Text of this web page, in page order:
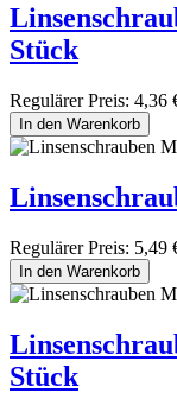
Stück
Regulärer Preis: 4,36
In den Warenkorb
Regulärer Preis: 5,49
In den Warenkorb
Stück